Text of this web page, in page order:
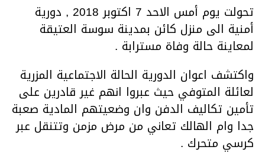
تحولت يوم أمس الاحد 7 اكتوبر 2018 , دورية
أمنية الى منزل كائن بمدينة سوسة العتيقة
لمعاينة حالة وفاة مسترابة .
واكتشف اعوان الدورية الحالة الاجتماعية المزرية
لعائلة المتوفي حيث عبروا انهم غير قادرين على
تأمين تكاليف الدفن وان وضعيتهم المادية صعبة
جدا وام الهالك تعاني من مرض مزمن وتتنقل عبر
كرسي متحرك .